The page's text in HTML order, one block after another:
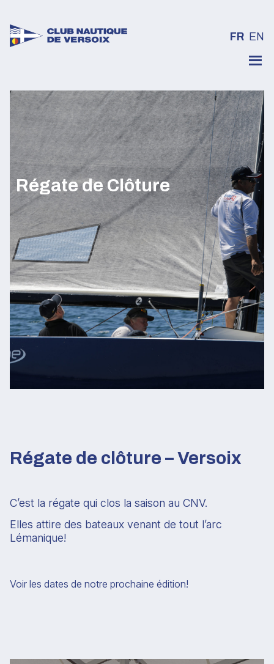
FR EN
Régate de Clôture
Régate de clôture – Versoix
C’est la régate qui clos la saison au CNV.
Elles attire des bateaux venant de tout l’arc
Lémanique!
Voir les dates de notre prochaine édition!